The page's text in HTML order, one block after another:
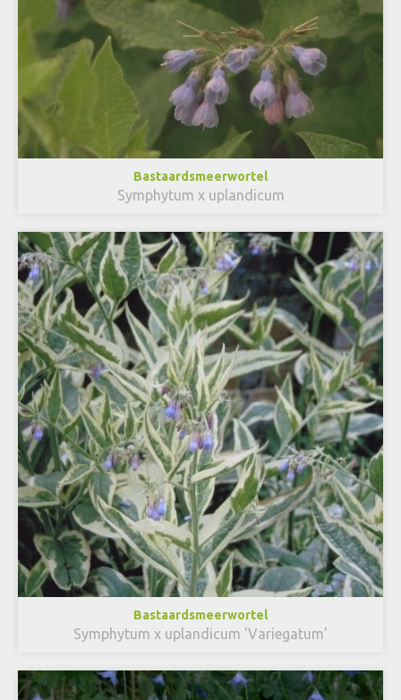
Bastaardsmeerwortel
Symphytum x uplandicum
Bastaardsmeerwortel
Symphytum x uplandicum 'Variegatum'